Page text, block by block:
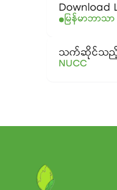
Download
မြန်မာဘာသာ
သက်ဆိုင်သည့်
NUCC